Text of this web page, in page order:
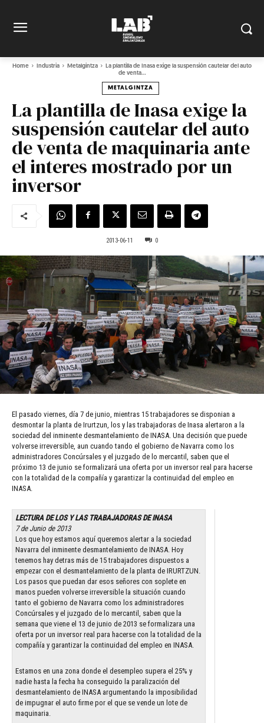
Home Industria Metalgintza
La plantilla de Inasa exige la suspensión cautelar del auto
de venta...
METALGINTZA
La plantilla de Inasa exige la
suspensión cautelar del auto
de venta de maquinaria ante
el interes mostrado por un
inversor
2013-06-11 0
El pasado viernes, día 7 de junio, mientras 15 trabajadores se disponian a
desmontar la planta de Irurtzun, los y las trabajadoras de Inasa alertaron a la
sociedad del inminente desmantelamiento de INASA. Una decisión que puede
volverse irreversible, aun cuando tando el gobierno de Navarra como los
administradores Concúrsales y el juzgado de lo mercantil, saben que el
próximo 13 de junio se formalizará una oferta por un inversor real para hacerse
con la totalidad de la compañía y garantizar la continuidad del empleo en
INASA.
LECTURA DE LOS Y LAS TRABAJADORAS DE INASA
7 de Junio de 2013
Los que hoy estamos aquí queremos alertar a la sociedad
Navarra del inminente desmantelamiento de INASA. Hoy
tenemos hay detras más de 15 trabajadores dispuestos a
empezar con el desmantelamiento de la planta de IRURTZUN.
Los pasos que puedan dar esos señores con soplete en
manos pueden volverse irreversible la situación cuando
tanto el gobierno de Navarra como los administradores
Concúrsales y el juzgado de lo mercantil, saben que la
semana que viene el 13 de junio de 2013 se formalizara una
oferta por un inversor real para hacerse con la totalidad de la
compañía y garantizar la continuidad del empleo en INASA.
Estamos en una zona donde el desempleo supera el 25% y
nadie hasta la fecha ha conseguido la paralización del
desmantelamiento de INASA argumentando la imposibilidad
de impugnar el auto firme por el que se vende un lote de
maquinaria.